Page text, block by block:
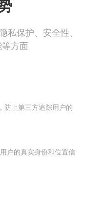
保护、安全性、
方面
防止第三方追踪用户的
户的真实身份和位置信